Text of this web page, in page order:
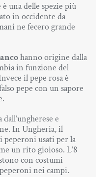
una delle spezie più
in occidente da
ne fecero grande
hanno origine dalla
in funzione del
il pepe rosa è
pepe con un sapore
e
In Ungheria, il
peperoni usati per la
un rito gioioso. L’8
con costumi
nei campi.